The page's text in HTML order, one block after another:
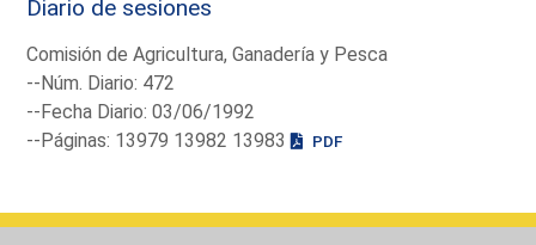
Diario de sesiones
Comisión de Agricultura, Ganadería y Pesca
--Núm. Diario: 472
--Fecha Diario: 03/06/1992
--Páginas: 13979 13982 13983
PDF